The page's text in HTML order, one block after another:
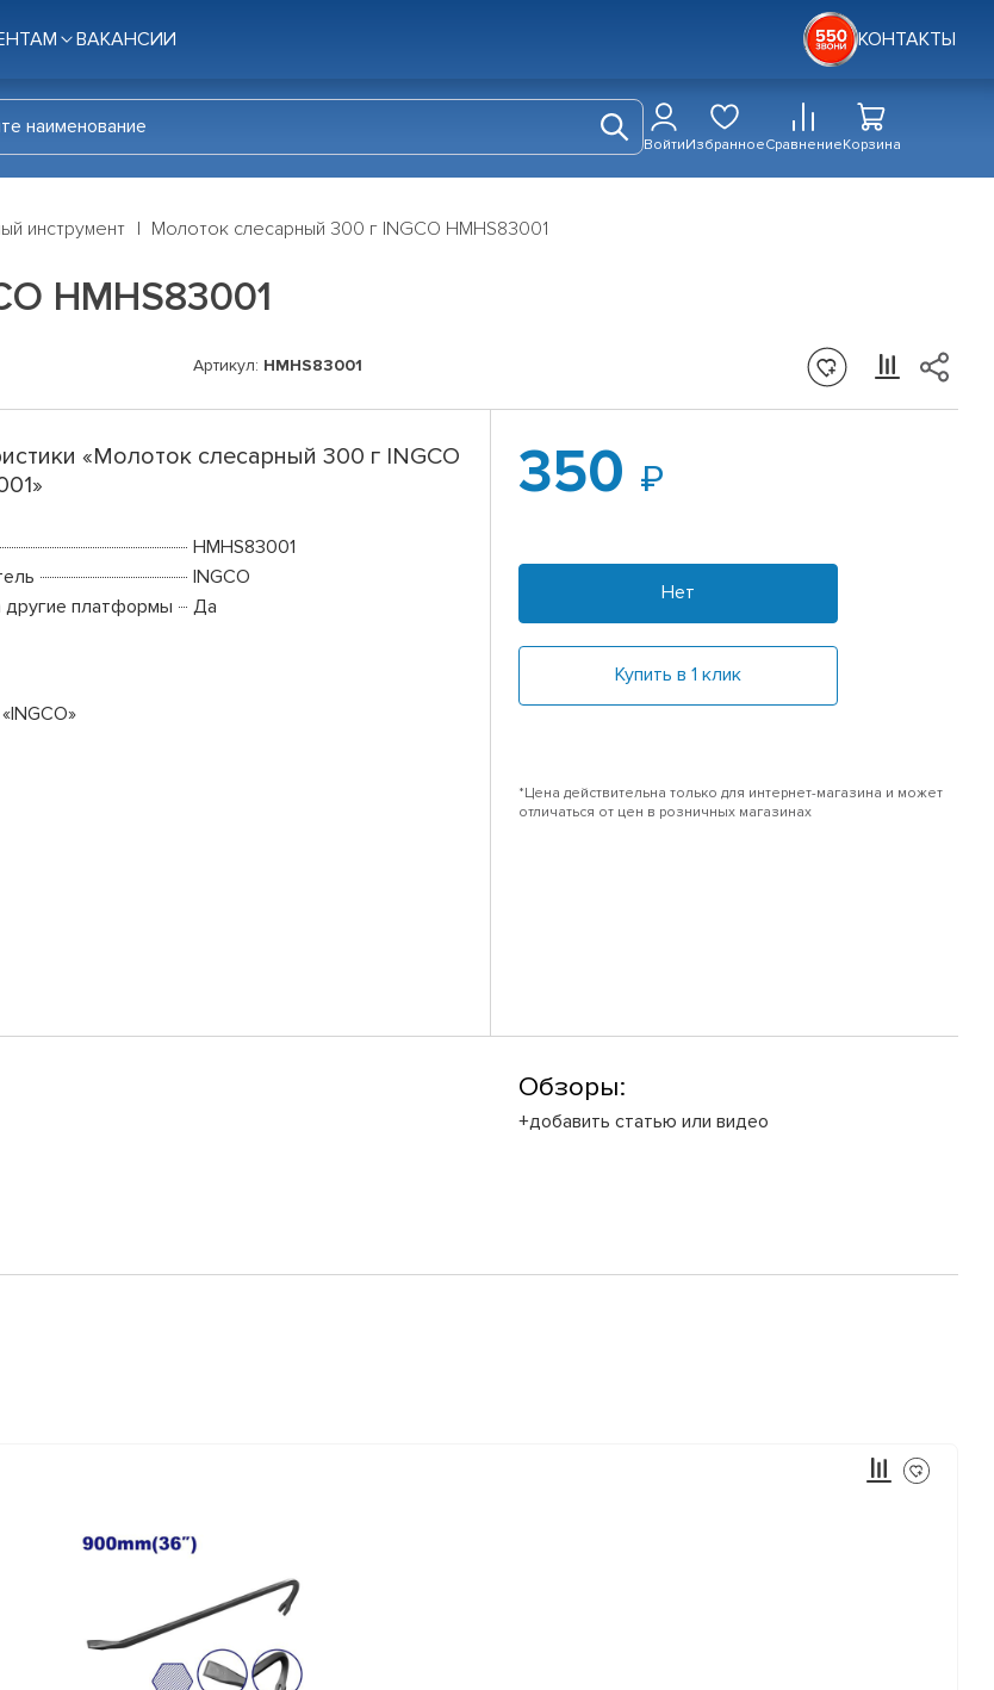
ВАКАНСИИ КОНТАКТЫ
ВойтиИзбранноеСравнениеКорзина
инструмент Молоток слесарный 300 г INGCO HMHS83001
HMHS83001
Артикул: HMHS83001
«Молоток слесарный 300 г INGCO
HMHS83001
INGCO
платформы
Да
350
Нет
Купить в 1 клик
*Цена действительна только для интернет-магазина и может
отличаться от цен в розничных магазинах
Обзоры:
+добавить статью или видео